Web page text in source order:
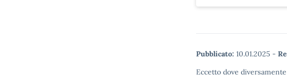
Pubblicato: 10.01.2025 -
Eccetto dove